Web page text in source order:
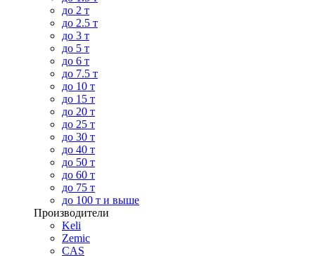
до 2 т
до 2.5 т
до 3 т
до 5 т
до 6 т
до 7.5 т
до 10 т
до 15 т
до 20 т
до 25 т
до 30 т
до 40 т
до 50 т
до 60 т
до 75 т
до 100 т и выше
Производители
Keli
Zemic
CAS